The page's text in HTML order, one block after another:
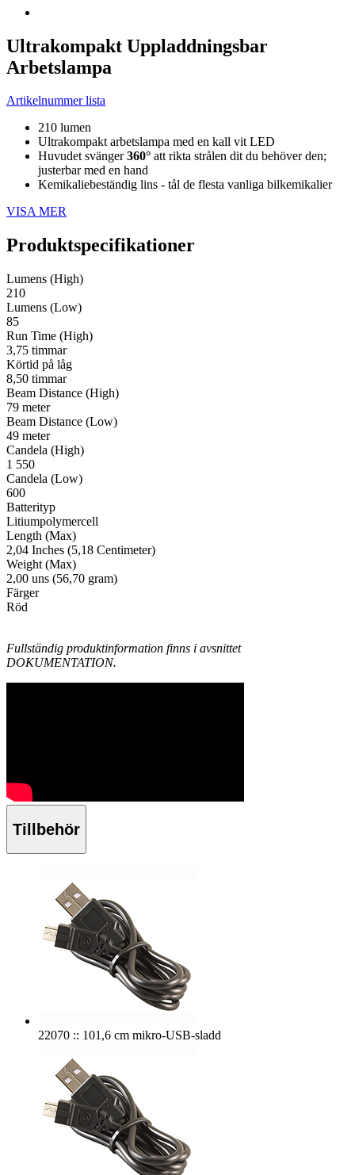
Ultrakompakt Uppladdningsbar
Arbetslampa
Artikelnummer lista
210 lumen
Ultrakompakt arbetslampa med en kall vit LED
Huvudet svänger360° att rikta strålen dit du behöver den;
justerbar med en hand
Kemikaliebeständig lins - tål de flesta vanliga bilkemikalier
VISA MER
Produktspecifikationer
Lumens (High)
210
Lumens (Low)
85
Run Time (High)
3,75 timmar
Körtid på låg
8,50 timmar
Beam Distance (High)
79 meter
Beam Distance (Low)
49 meter
Candela (High)
1 550
Candela (Low)
600
Batterityp
Litiumpolymercell
Length (Max)
2,04 Inches (5,18 Centimeter)
Weight (Max)
2,00 uns (56,70 gram)
Färger
Röd
Fullständig produktinformation finns i avsnittet
DOKUMENTATION.
Tillbehör
22070 :: 101,6 cm mikro-USB-sladd